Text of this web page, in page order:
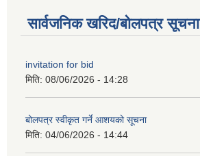
सार्वजनिक खरिद/बोलपत्र सूचना
invitation for bid
मिति: 08/06/2026 - 14:28
बोलपत्र स्वीकृत गर्ने आशयको सूचना
मिति: 04/06/2026 - 14:44